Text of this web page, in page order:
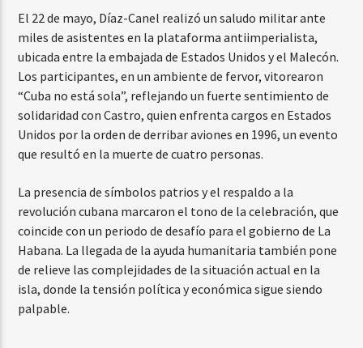
El 22 de mayo, Díaz-Canel realizó un saludo militar ante
miles de asistentes en la plataforma antiimperialista,
ubicada entre la embajada de Estados Unidos y el Malecón.
Los participantes, en un ambiente de fervor, vitorearon
“Cuba no está sola”, reflejando un fuerte sentimiento de
solidaridad con Castro, quien enfrenta cargos en Estados
Unidos por la orden de derribar aviones en 1996, un evento
que resultó en la muerte de cuatro personas.
La presencia de símbolos patrios y el respaldo a la
revolución cubana marcaron el tono de la celebración, que
coincide con un periodo de desafío para el gobierno de La
Habana. La llegada de la ayuda humanitaria también pone
de relieve las complejidades de la situación actual en la
isla, donde la tensión política y económica sigue siendo
palpable.